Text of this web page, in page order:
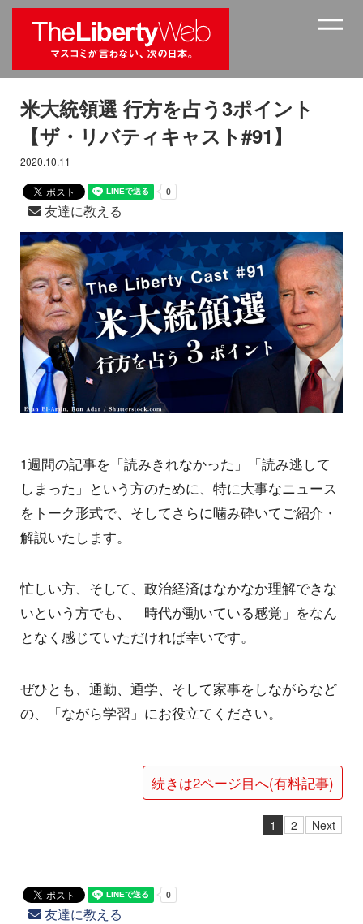
米大統領選 行方を占う3ポイント
【ザ・リバティキャスト#91】
2020.10.11
友達に教える
1週間の記事を「読みきれなかった」「読み逃して
しまった」という方のために、特に大事なニュース
をトーク形式で、そしてさらに噛み砕いてご紹介・
解説いたします。
忙しい方、そして、政治経済はなかなか理解できな
いという方でも、「時代が動いている感覚」をなん
となく感じていただければ幸いです。
ぜひとも、通勤、通学、そして家事をしながらなど
の、「ながら学習」にお役立てください。
続きは2ページ目へ(有料記事)
1 2 Next
友達に教える